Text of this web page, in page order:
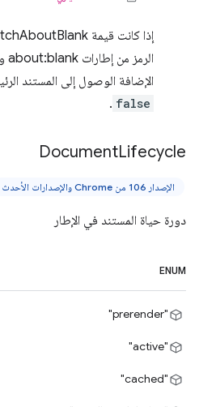
الإضافة الوصول إلى المستند
false
.
DocumentLifecycle
الإصدار 106 من Chrome والإصدارات الأحدث
دورة حياة المستند في الإطار
ENUM
"prerender"
"active"
"cached"